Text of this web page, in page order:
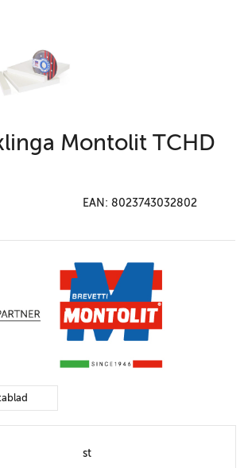
Montolit TCHD
EAN: 8023743032802
st